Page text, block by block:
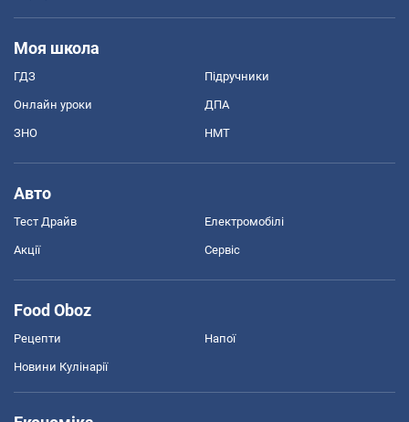
Моя школа
ГДЗ Підручники
Онлайн уроки ДПА
ЗНО НМТ
Авто
Тест Драйв Електромобілі
Акції Сервіс
Food Oboz
Рецепти Напої
Новини Кулінарії